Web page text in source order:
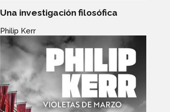
Una investigación filosófica
Philip Kerr